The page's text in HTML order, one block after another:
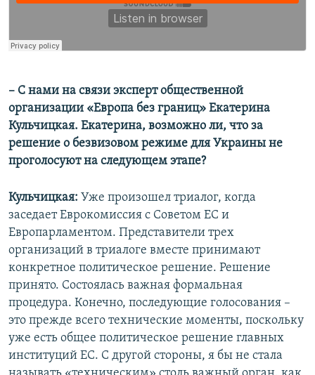
– С нами на связи эксперт общественной
организации «Европа без границ» Екатерина
Кульчицкая. Екатерина, возможно ли, что за
решение о безвизовом режиме для Украины не
проголосуют на следующем этапе?
Кульчицкая: Уже произошел триалог, когда
заседает Еврокомиссия с Советом ЕС и
Европарламентом. Представители трех
организаций в триалоге вместе принимают
конкретное политическое решение. Решение
принято. Состоялась важная формальная
процедура. Конечно, последующие голосования –
это прежде всего технические моменты, поскольку
уже есть общее политическое решение главных
институций ЕС. С другой стороны, я бы не стала